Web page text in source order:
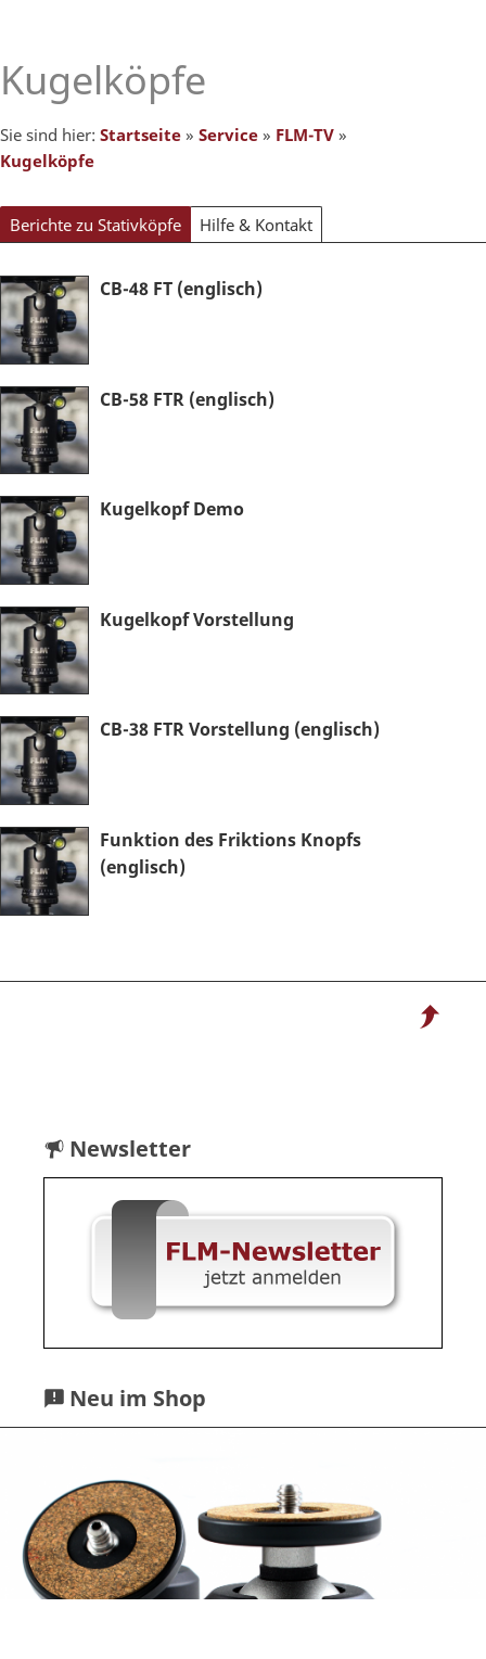
Kugelköpfe
Sie sind hier: Startseite » Service » FLM-TV »
Kugelköpfe
Berichte zu Stativköpfe Hilfe & Kontakt
CB-48 FT (englisch)
CB-58 FTR (englisch)
Kugelkopf Demo
Kugelkopf Vorstellung
CB-38 FTR Vorstellung (englisch)
Funktion des Friktions Knopfs
(englisch)
Newsletter
Neu im Shop